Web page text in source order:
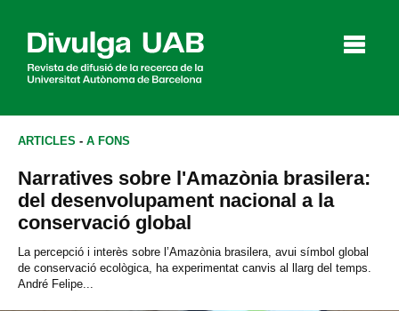
Agenda
ARTICLES - A FONS
Narratives sobre l'Amazònia brasilera:
del desenvolupament nacional a la
conservació global
La percepció i interès sobre l’Amazònia brasilera, avui símbol global
de conservació ecològica, ha experimentat canvis al llarg del temps.
André Felipe...